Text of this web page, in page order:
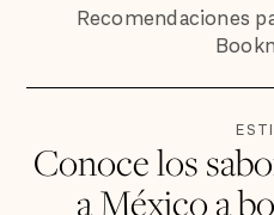
Recomendaciones
Conoce los
a México a